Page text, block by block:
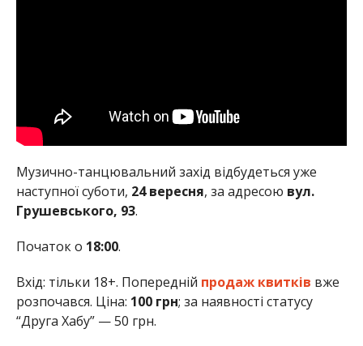
Музично-танцювальний захід відбудеться уже
наступної суботи, 24 вересня, за адресою вул.
Грушевського, 93.
Початок о 18:00.
Вхід: тільки 18+. Попередній продаж квитків вже
розпочався. Ціна: 100 грн; за наявності статусу
“Друга Хабу” — 50 грн.